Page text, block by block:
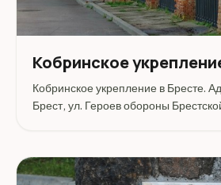
Кобринское
Кобринское укрепление в Бресте.
Брест, ул. Героев обороны